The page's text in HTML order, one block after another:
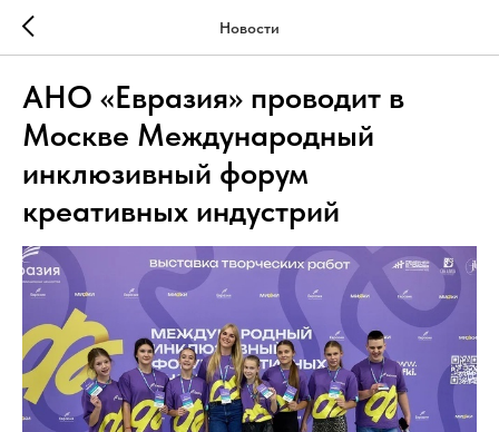
Новости
АНО «Евразия» проводит в
Москве Международный
инклюзивный форум
креативных индустрий